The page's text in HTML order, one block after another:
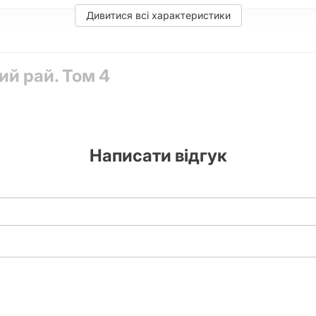
сенсом та вишуканим візуальним стилем.
Дивитися всі характеристики
рай. Том 4
Написати відгук